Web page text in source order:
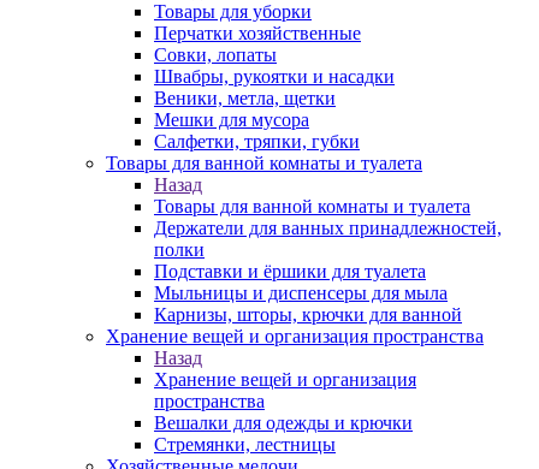
Товары для уборки
Перчатки хозяйственные
Совки, лопаты
Швабры, рукоятки и насадки
Веники, метла, щетки
Мешки для мусора
Салфетки, тряпки, губки
Товары для ванной комнаты и туалета
Назад
Товары для ванной комнаты и туалета
Держатели для ванных принадлежностей,
полки
Подставки и ёршики для туалета
Мыльницы и диспенсеры для мыла
Карнизы, шторы, крючки для ванной
Хранение вещей и организация пространства
Назад
Хранение вещей и организация
пространства
Вешалки для одежды и крючки
Стремянки, лестницы